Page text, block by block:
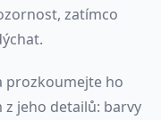
zatímco
prozkoumejte ho
z jeho detailů: barvy